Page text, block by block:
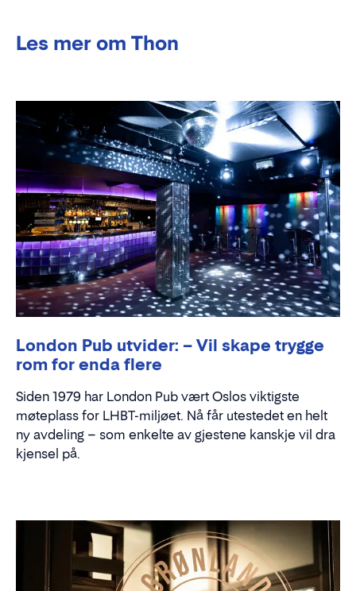
Les mer om Thon
London Pub utvider: – Vil skape trygge
rom for enda flere
Siden 1979 har London Pub vært Oslos viktigste
møteplass for LHBT-miljøet. Nå får utestedet en helt
ny avdeling – som enkelte av gjestene kanskje vil dra
kjensel på.